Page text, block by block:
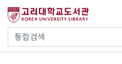
건
통합검색
사이트내 검색